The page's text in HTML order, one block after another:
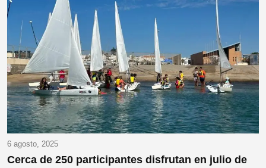
6 agosto, 2025
Cerca de 250 participantes disfrutan en julio de